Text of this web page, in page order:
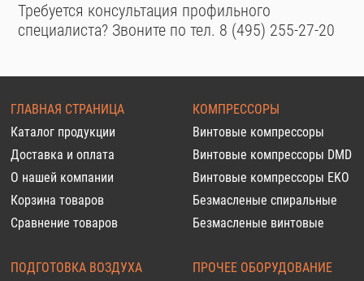
Требуется консультация профильного
специалиста? Звоните по тел. 8 (495) 255-27-20
ГЛАВНАЯ СТРАНИЦА
Каталог продукции
Доставка и оплата
О нашей компании
Корзина товаров
Сравнение товаров
КОМПРЕССОРЫ
Винтовые компрессоры
Винтовые компрессоры DMD
Винтовые компрессоры EKO
Безмасленые спиральные
Безмасленые винтовые
ПОДГОТОВКА ВОЗДУХА
ПРОЧЕЕ ОБОРУДОВАНИЕ